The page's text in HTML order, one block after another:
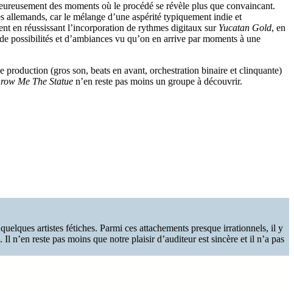
des moments où le procédé se révèle plus que convaincant.
car le mélange d’une aspérité typiquement indie et
en réussissant l’incorporation de rythmes digitaux sur Yucatan Gold, en
possibilités et d’ambiances vu qu’on en arrive par moments à une
production (gros son, beats en avant, orchestration binaire et clinquante)
Me The Statue n’en reste pas moins un groupe à découvrir.
artistes fétiches. Parmi ces attachements presque irrationnels, il y
reste pas moins que notre plaisir d’auditeur est sincère et il n’a pas